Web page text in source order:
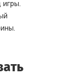
игры.